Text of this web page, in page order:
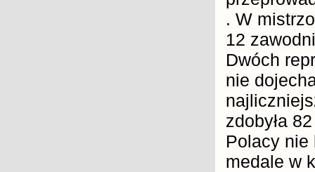
. W
12
Dwóch
nie
zdobyła
Polacy
medale w